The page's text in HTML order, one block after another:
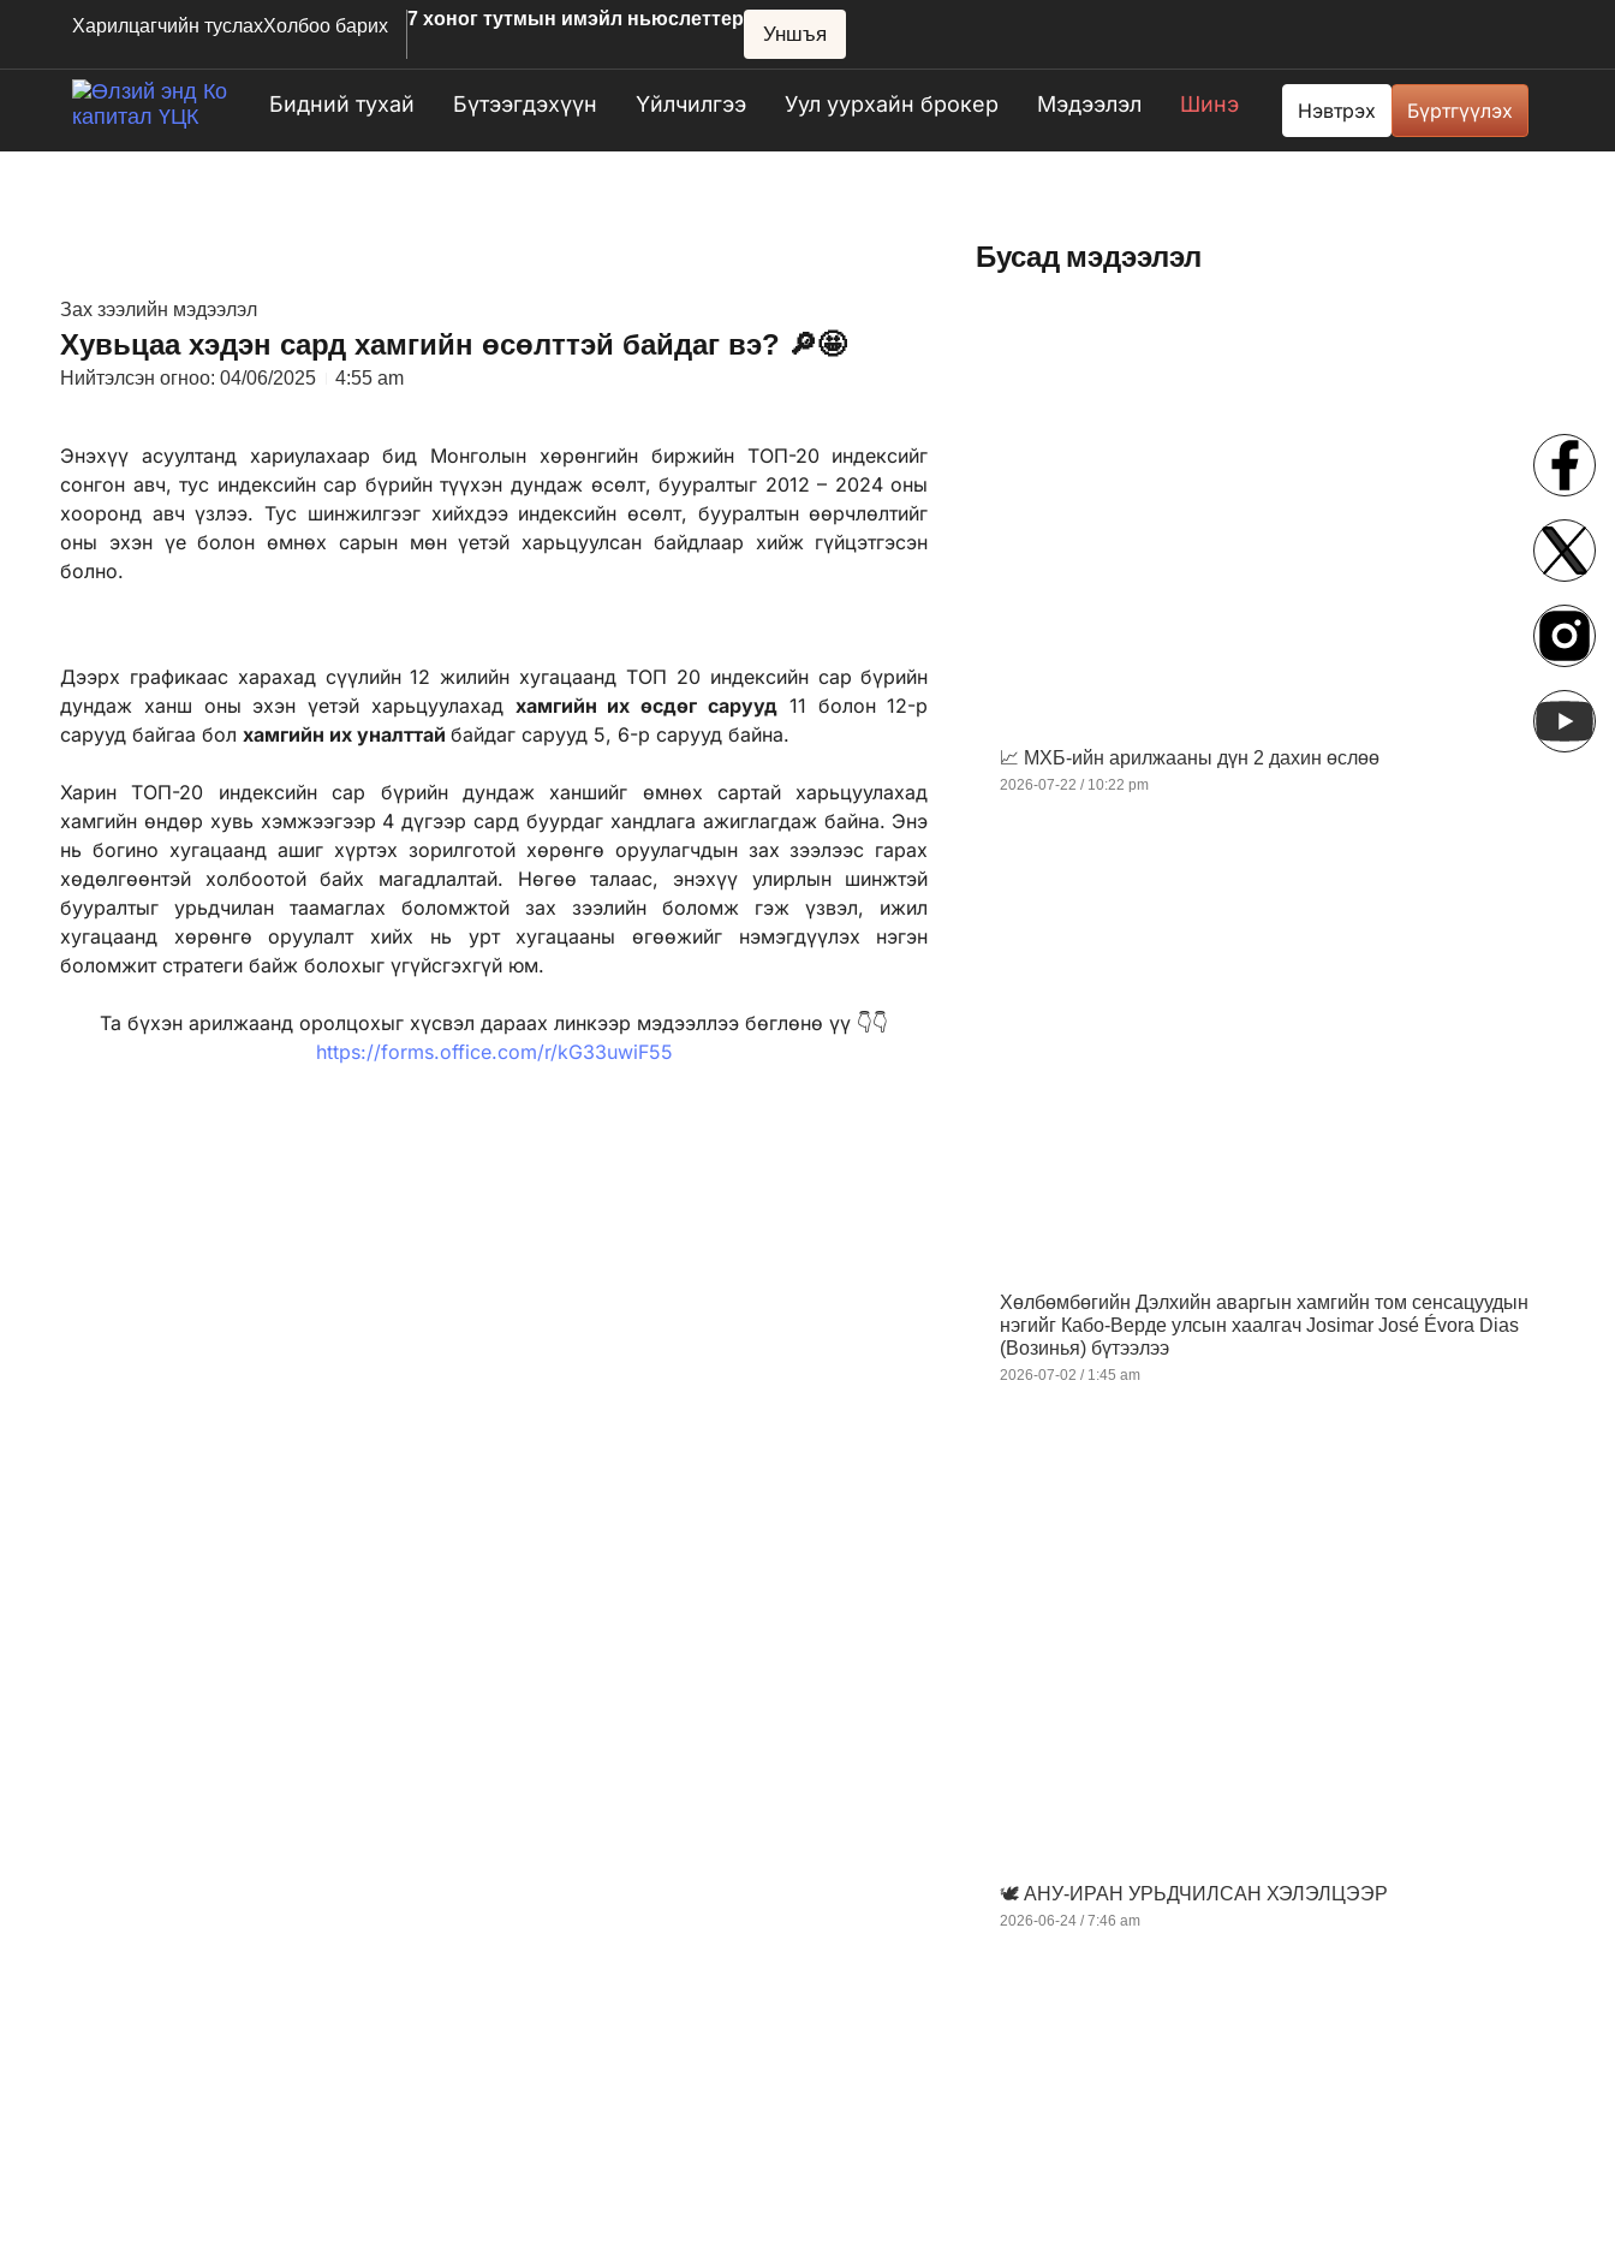
Харилцагчийн туслахХолбоо барих 7 хоног тутмын имэйл ньюслеттер
Уншъя
Бидний тухай Бүтээгдэхүүн Үйлчилгээ Уул уурхайн брокер Мэдээлэл Шинэ Нэвтрэх Бүртгүүлэх
Зах зээлийн мэдээлэл
Хувьцаа хэдэн сард хамгийн өсөлттэй байдаг вэ? 🔎🤩
Нийтэлсэн огноо: 04/06/2025 4:55 am
Энэхүү асуултанд хариулахаар бид Монголын хөрөнгийн биржийн ТОП-20 индексийг
сонгон авч, тус индексийн сар бүрийн түүхэн дундаж өсөлт, бууралтыг 2012 – 2024 оны
хооронд авч үзлээ. Тус шинжилгээг хийхдээ индексийн өсөлт, бууралтын өөрчлөлтийг
оны эхэн үе болон өмнөх сарын мөн үетэй харьцуулсан байдлаар хийж гүйцэтгэсэн
болно.
Дээрх графикаас харахад сүүлийн 12 жилийн хугацаанд ТОП 20 индексийн сар бүрийн
дундаж ханш оны эхэн үетэй харьцуулахад хамгийн их өсдөг сарууд 11 болон 12-р
сарууд байгаа бол хамгийн их уналттай байдаг сарууд 5, 6-р сарууд байна.
Харин ТОП-20 индексийн сар бүрийн дундаж ханшийг өмнөх сартай харьцуулахад
хамгийн өндөр хувь хэмжээгээр 4 дүгээр сард буурдаг хандлага ажиглагдаж байна. Энэ
нь богино хугацаанд ашиг хүртэх зорилготой хөрөнгө оруулагчдын зах зээлээс гарах
хөдөлгөөнтэй холбоотой байх магадлалтай. Нөгөө талаас, энэхүү улирлын шинжтэй
бууралтыг урьдчилан таамаглах боломжтой зах зээлийн боломж гэж үзвэл, ижил
хугацаанд хөрөнгө оруулалт хийх нь урт хугацааны өгөөжийг нэмэгдүүлэх нэгэн
боломжит стратеги байж болохыг үгүйсгэхгүй юм.
Та бүхэн арилжаанд оролцохыг хүсвэл дараах линкээр мэдээллээ бөглөнө үү 👇👇
https://forms.office.com/r/kG33uwiF55
Бусад мэдээлэл
📈 МХБ-ийн арилжааны дүн 2 дахин өслөө
2026-07-22 10:22 pm
Хөлбөмбөгийн Дэлхийн аваргын хамгийн том сенсацуудын
нэгийг Кабо-Верде улсын хаалгач Josimar José Évora Dias
(Возинья) бүтээлээ
2026-07-02 1:45 am
🕊️ АНУ-ИРАН УРЬДЧИЛСАН ХЭЛЭЛЦЭЭР
2026-06-24 7:46 am